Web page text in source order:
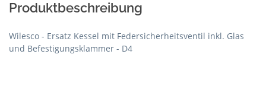
Produktbeschreibung
Wilesco - Ersatz Kessel mit Federsicherheitsventil inkl. Glas
und Befestigungsklammer - D4